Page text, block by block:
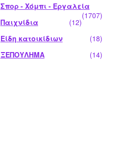
Σπορ - Χόμπι - Εργαλεία
(1707)
Παιχνίδια
(12)
Είδη κατοικίδιων
(18)
ΞΕΠΟΥΛΗΜΑ
(14)